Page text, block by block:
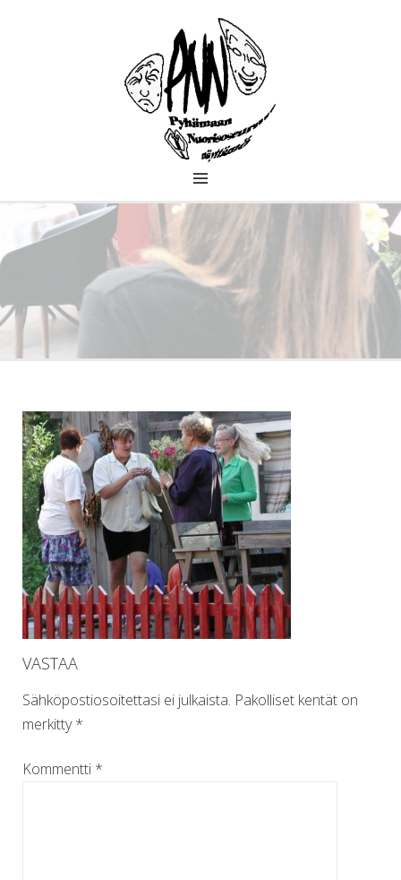
PYHÄMAAN
NUORISOSEURAN
NÄYTTÄMÖ
VASTAA
Sähköpostiosoitettasi ei julkaista. Pakolliset kentät on
merkitty*
Kommentti *